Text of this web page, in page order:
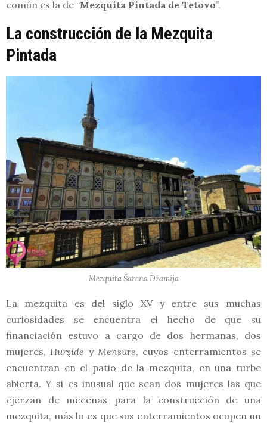
común es la de “Mezquita Pintada de Tetovo”.
La construcción de la Mezquita
Pintada
Mezquita Šarena Džamija
La mezquita es del siglo XV y entre sus muchas
curiosidades se encuentra el hecho de que su
financiación estuvo a cargo de dos hermanas, dos
mujeres,Hurşide yMensure, cuyos enterramientos se
encuentran en el patio de la mezquita, en una turbe
abierta. Y si es inusual que sean dos mujeres las que
ejerzan de mecenas para la construcción de una
mezquita, más lo es que sus enterramientos ocupen un